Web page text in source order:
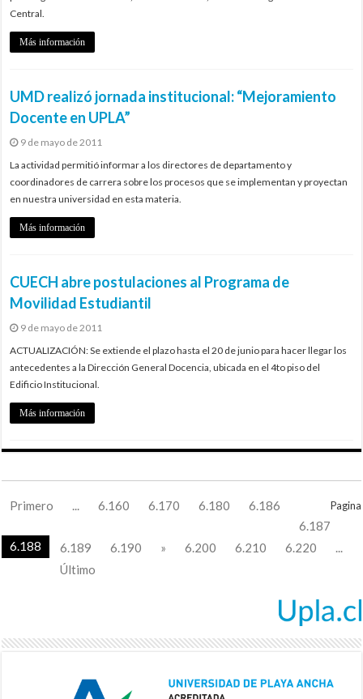
Central.
Más información
UMD realizó jornada institucional: “Mejoramiento
Docente en UPLA”
9 de mayo de 2011
La actividad permitió informar a los directores de departamento y
coordinadores de carrera sobre los procesos que se implementan y proyectan
en nuestra universidad en esta materia.
Más información
CUECH abre postulaciones al Programa de
Movilidad Estudiantil
9 de mayo de 2011
ACTUALIZACIÓN: Se extiende el plazo hasta el 20 de junio para hacer llegar los
antecedentes a la Dirección General Docencia, ubicada en el 4to piso del
Edificio Institucional.
Más información
Pagina
Primero 6.160 6.170 6.180
6.186
6.187
6.188
6.189 6.190 » 6.200 6.210 6.220
Último